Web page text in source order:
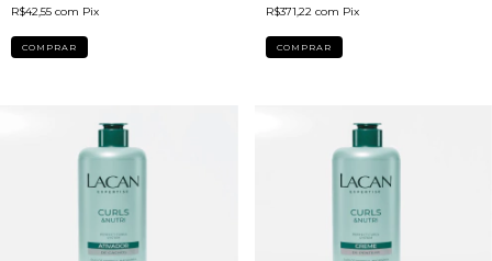
R$42,55 com Pix R$371,22 com Pix